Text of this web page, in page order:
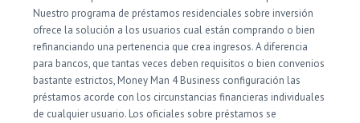
Nuestro programa de préstamos residenciales sobre inversión
ofrece la solución a los usuarios cual están comprando o bien
refinanciando una pertenencia que crea ingresos. A diferencia
para bancos, que tantas veces deben requisitos o bien convenios
bastante estrictos, Money Man 4 Business configuración las
préstamos acorde con los circunstancias financieras individuales
de cualquier usuario. Los oficiales sobre préstamos se